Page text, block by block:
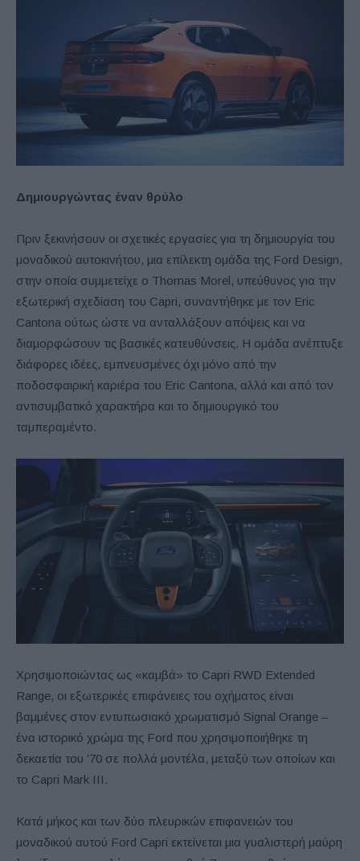
Δημιουργώντας έναν θρύλο
Πριν ξεκινήσουν οι σχετικές εργασίες για τη δημιουργία του
μοναδικού αυτοκινήτου, μια επίλεκτη ομάδα της Ford Design,
στην οποία συμμετείχε ο Thomas Morel, υπεύθυνος για την
εξωτερική σχεδίαση του Capri, συναντήθηκε με τον Eric
Cantona ούτως ώστε να ανταλλάξουν απόψεις και να
διαμορφώσουν τις βασικές κατευθύνσεις. Η ομάδα ανέπτυξε
διάφορες ιδέες, εμπνευσμένες όχι μόνο από την
ποδοσφαιρική καριέρα του Eric Cantona, αλλά και από τον
αντισυμβατικό χαρακτήρα και το δημιουργικό του
ταμπεραμέντο.
Χρησιμοποιώντας ως «καμβά» το Capri RWD Extended
Range, οι εξωτερικές επιφάνειες του οχήματος είναι
βαμμένες στον εντυπωσιακό χρωματισμό Signal Orange –
ένα ιστορικό χρώμα της Ford που χρησιμοποιήθηκε τη
δεκαετία του ’70 σε πολλά μοντέλα, μεταξύ των οποίων και
το Capri Mark III.
Κατά μήκος και των δύο πλευρικών επιφανειών του
μοναδικού αυτού Ford Capri εκτείνεται μια γυαλιστερή μαύρη